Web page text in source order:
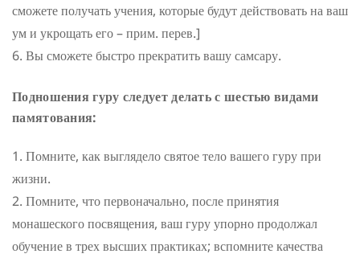
сможете получать учения, которые будут действовать на ваш
ум и укрощать его – прим. перев.]
Вы сможете быстро прекратить вашу самсару.
Подношения гуру следует делать с шестью видами
памятования:
Помните, как выглядело святое тело вашего гуру при
жизни.
Помните, что первоначально, после принятия
монашеского посвящения, ваш гуру упорно продолжал
обучение в трех высших практиках; вспомните качества